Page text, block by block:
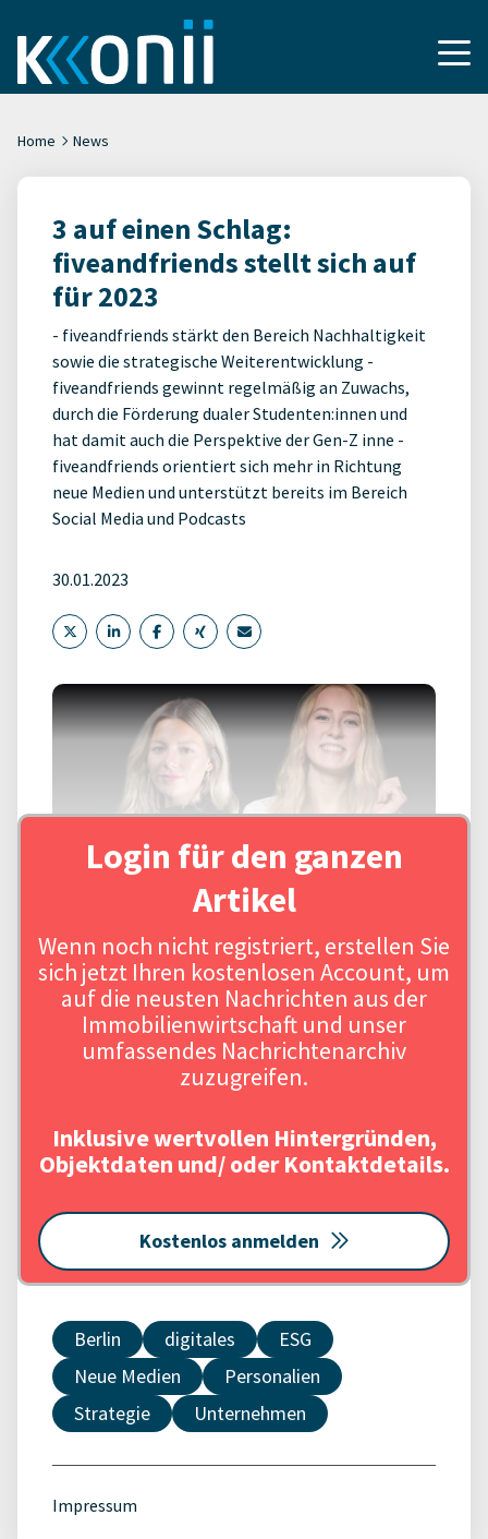
Home News
3 auf einen Schlag:
fiveandfriends stellt sich auf
für 2023
- fiveandfriends stärkt den Bereich Nachhaltigkeit
sowie die strategische Weiterentwicklung -
fiveandfriends gewinnt regelmäßig an Zuwachs,
durch die Förderung dualer Studenten:innen und
hat damit auch die Perspektive der Gen-Z inne -
fiveandfriends orientiert sich mehr in Richtung
neue Medien und unterstützt bereits im Bereich
Social Media und Podcasts
30.01.2023
Quelle: fiveandfriends GmbH / Urheber: fiveandfriends GmbH
Login für den ganzen
Artikel
Wenn noch nicht registriert, erstellen Sie
sich jetzt Ihren kostenlosen Account, um
auf die neusten Nachrichten aus der
Immobilienwirtschaft und unser
umfassendes Nachrichtenarchiv
zuzugreifen.
Inklusive wertvollen Hintergründen,
Objektdaten und/ oder Kontaktdetails.
Kostenlos anmelden
Berlin digitales
ESG
Neue Medien
Personalien
Strategie
Unternehmen
Impressum